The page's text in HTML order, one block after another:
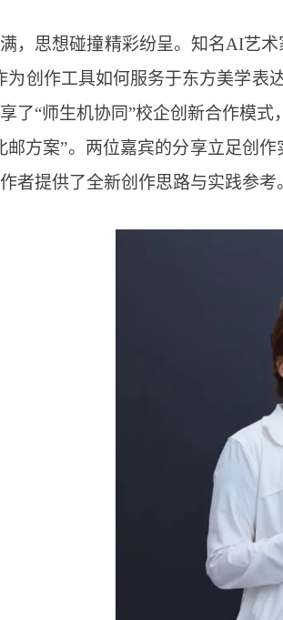
，思想碰撞精彩纷呈。知名AI艺
为创作工具如何服务于东方美学表
了“师生机协同”校企创新合作模
邮方案”。两位嘉宾的分享立足创
者提供了全新创作思路与实践参考